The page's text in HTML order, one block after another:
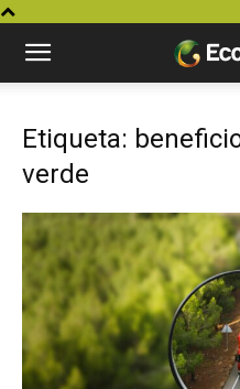
Etiqueta:
verde